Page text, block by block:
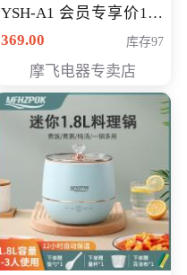
YSH-A1 会员专享价198
元
369.00 库存97
摩飞电器专卖店